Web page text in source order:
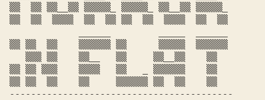
▒▒  ▒▒ ▒▒__▒▒ ▒▒▒▒▒_ ▒▒▒▒▒_ ▒▒__▒▒ ▒▒▒▒▒_
▒▒  ▒▒  ▒▒▒▒  ▒▒  ▒▒ ▒▒  ▒▒  ▒▒▒▒  ▒▒  ▒▒
▒▒ ▒▒  ▒▒    ▒▒▒▒▒▒ ▒▒      ▒▒▒▒▒  ▒▒▒▒▒▒
▒▒ ▒▒ ▒▒▒    ▒▒▒▒   ▒▒   _ ▒▒▒▒▒▒    ▒▒
------------------------------------------